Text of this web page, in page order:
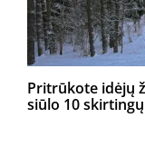
Pritrūkote idėjų
siūlo 10